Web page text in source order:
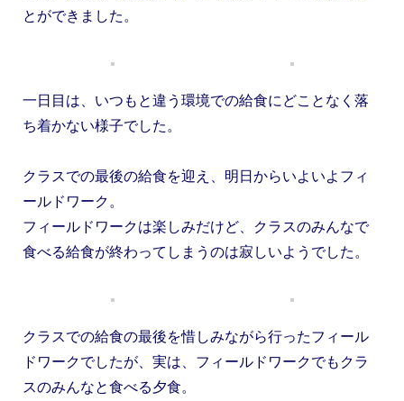
とができました。
一日目は、いつもと違う環境での給食にどことなく落
ち着かない様子でした。
クラスでの最後の給食を迎え、明日からいよいよフィ
ールドワーク。
フィールドワークは楽しみだけど、クラスのみんなで
食べる給食が終わってしまうのは寂しいようでした。
クラスでの給食の最後を惜しみながら行ったフィール
ドワークでしたが、実は、フィールドワークでもクラ
スのみんなと食べる夕食。